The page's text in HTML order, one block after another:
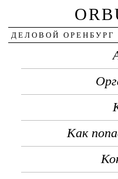
ДЕЛОВОЙ
Как